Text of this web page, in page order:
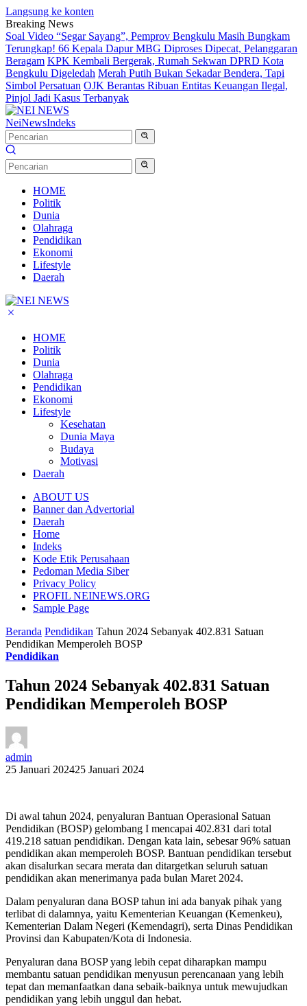
Langsung ke konten
Breaking News
Soal Video “Segar Sayang”, Pemprov Bengkulu Masih Bungkam
Terungkap! 66 Kepala Dapur MBG Diproses Dipecat, Pelanggaran
Beragam KPK Kembali Bergerak, Rumah Sekwan DPRD Kota
Bengkulu Digeledah Merah Putih Bukan Sekadar Bendera, Tapi
Simbol Persatuan OJK Berantas Ribuan Entitas Keuangan Ilegal,
Pinjol Jadi Kasus Terbanyak
NeiNewsIndeks
HOME
Politik
Dunia
Olahraga
Pendidikan
Ekonomi
Lifestyle
Daerah
HOME
Politik
Dunia
Olahraga
Pendidikan
Ekonomi
Lifestyle
Kesehatan
Dunia Maya
Budaya
Motivasi
Daerah
ABOUT US
Banner dan Advertorial
Daerah
Home
Indeks
Kode Etik Perusahaan
Pedoman Media Siber
Privacy Policy
PROFIL NEINEWS.ORG
Sample Page
Beranda Pendidikan Tahun 2024 Sebanyak 402.831 Satuan
Pendidikan Memperoleh BOSP
Pendidikan
Tahun 2024 Sebanyak 402.831 Satuan
Pendidikan Memperoleh BOSP
admin
25 Januari 202425 Januari 2024
Di awal tahun 2024, penyaluran Bantuan Operasional Satuan
Pendidikan (BOSP) gelombang I mencapai 402.831 dari total
419.218 satuan pendidikan. Dengan kata lain, sebesar 96% satuan
pendidikan akan memperoleh BOSP. Bantuan pendidikan tersebut
akan disalurkan secara merata dan ditargetkan seluruh satuan
pendidikan akan menerimanya pada bulan Maret 2024.
Dalam penyaluran dana BOSP tahun ini ada banyak pihak yang
terlibat di dalamnya, yaitu Kementerian Keuangan (Kemenkeu),
Kementerian Dalam Negeri (Kemendagri), serta Dinas Pendidikan
Provinsi dan Kabupaten/Kota di Indonesia.
Penyaluran dana BOSP yang lebih cepat diharapkan mampu
membantu satuan pendidikan menyusun perencanaan yang lebih
tepat dan memanfaatkan dana sebaik-baiknya untuk mewujudkan
pendidikan yang lebih unggul dan hebat.